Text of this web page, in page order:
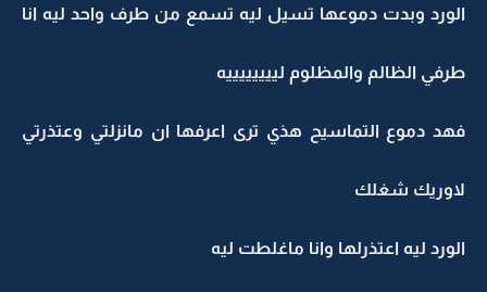
الورد وبدت دموعها تسيل ليه تسمع من طرف واحد ليه انا
طرفي الظالم والمظلوم لييييييييه
فهد دموع التماسيح هذي ترى اعرفها ان مانزلتي وعتذرتي
لاوريك شغلك
الورد ليه اعتذرلها وانا ماغلطت ليه